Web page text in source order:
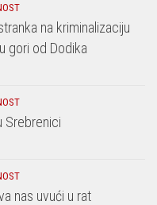
na kriminalizaciju
gori od Dodika
Srebrenici
nas uvući u rat